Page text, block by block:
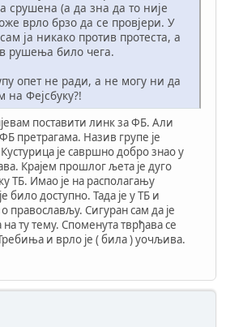
срушена (а да зна да то није
врло брзо да се провјери. У
ја никако против протеста, а
рушења било чега.
опет не ради, а не могу ни да
на Фејсбуку?!
поставити линк за ФБ. Али
претрагама. Назив групе је
је савршно добро знао у
Крајем прошлог љета је дуго
ТБ. Имао је на располагању
било доступно. Тада је у ТБ и
православљу. Сигуран сам да је
ту тему. Споменута тврђава се
и врло је ( била ) уочљива.